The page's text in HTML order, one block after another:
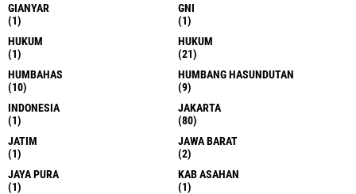
GIANYAR
(1)
GNI
(1)
HUKUM
(1)
HUKUM
(21)
HUMBAHAS
(10)
HUMBANG HASUNDUTAN
(9)
INDONESIA
(1)
JAKARTA
(80)
JATIM
(1)
JAWA BARAT
(2)
JAYA PURA
(1)
KAB ASAHAN
(1)